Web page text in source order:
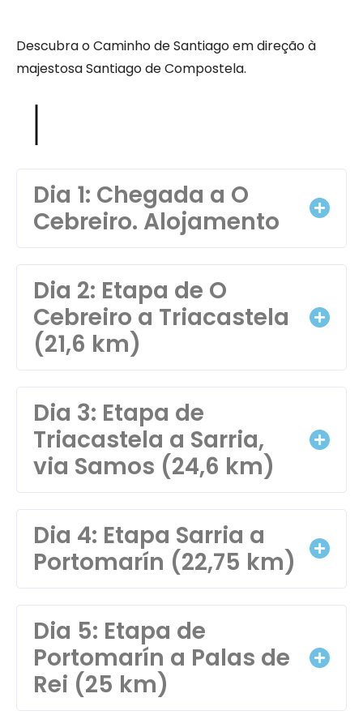
Descubra o Caminho de Santiago em direção à
majestosa Santiago de Compostela.
Dia 1: Chegada a O
Cebreiro. Alojamento
Dia 2: Etapa de O
Cebreiro a Triacastela
(21,6 km)
Dia 3: Etapa de
Triacastela a Sarria,
via Samos (24,6 km)
Dia 4: Etapa Sarria a
Portomarín (22,75 km)
Dia 5: Etapa de
Portomarín a Palas de
Rei (25 km)